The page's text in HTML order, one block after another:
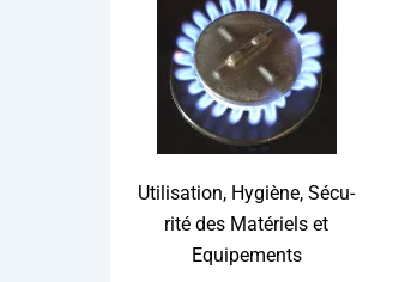
Uti­li­sa­tion, Hygiène, Sécu­
ri­té des Maté­riels et
Equipements